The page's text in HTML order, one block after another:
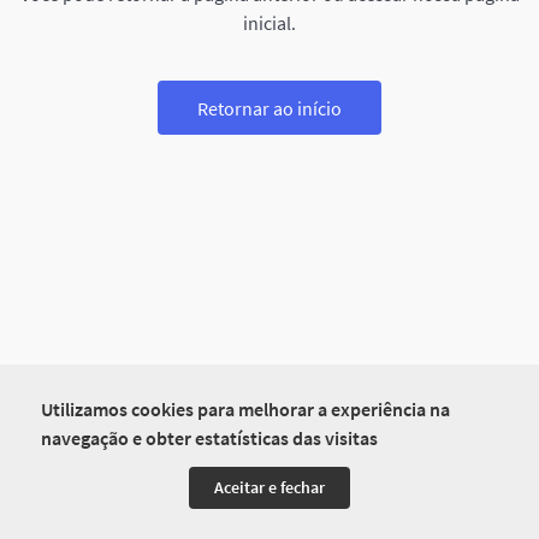
Utilizamos cookies para melhorar a experiência na
navegação e obter estatísticas das visitas
Aceitar e fechar
inicial.
Retornar ao início